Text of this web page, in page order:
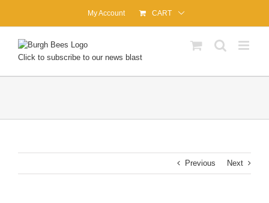
content
My Account CART
Click to subscribe to our news blast
Previous Next